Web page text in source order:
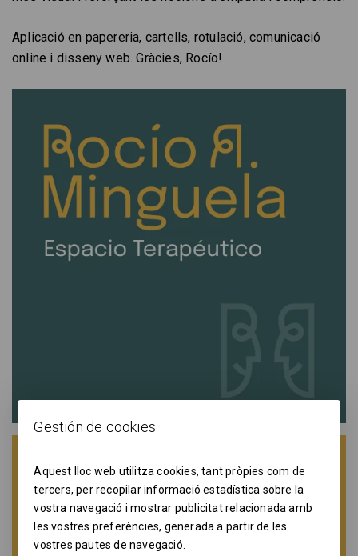
Aplicació en papereria, cartells, rotulació, comunicació
online i disseny web. Gràcies, Rocío!
Gestión de cookies
Aquest lloc web utilitza cookies, tant pròpies com de
tercers, per recopilar informació estadística sobre la
vostra navegació i mostrar publicitat relacionada amb
les vostres preferències, generada a partir de les
vostres pautes de navegació.